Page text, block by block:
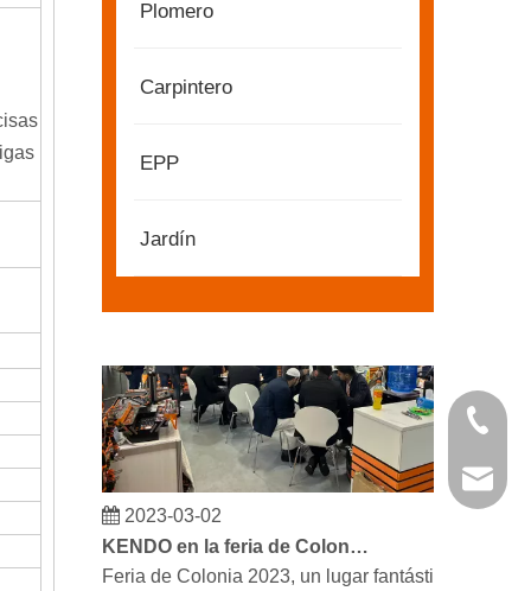
Plomero
Carpintero
EPP
Jardín
Feria de Colonia 2023, un lugar fantástico para
+86 21